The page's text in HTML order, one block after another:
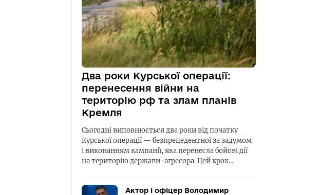
Два роки Курської операції:
перенесення війни на
територію рф та злам планів
Кремля
Сьогодні виповнюється два роки від початку
Курської операції — безпрецедентної за задумом
і виконанням кампанії, яка перенесла бойові дії
на територію держави-агресора. Цей крок…
Актор і офіцер Володимир